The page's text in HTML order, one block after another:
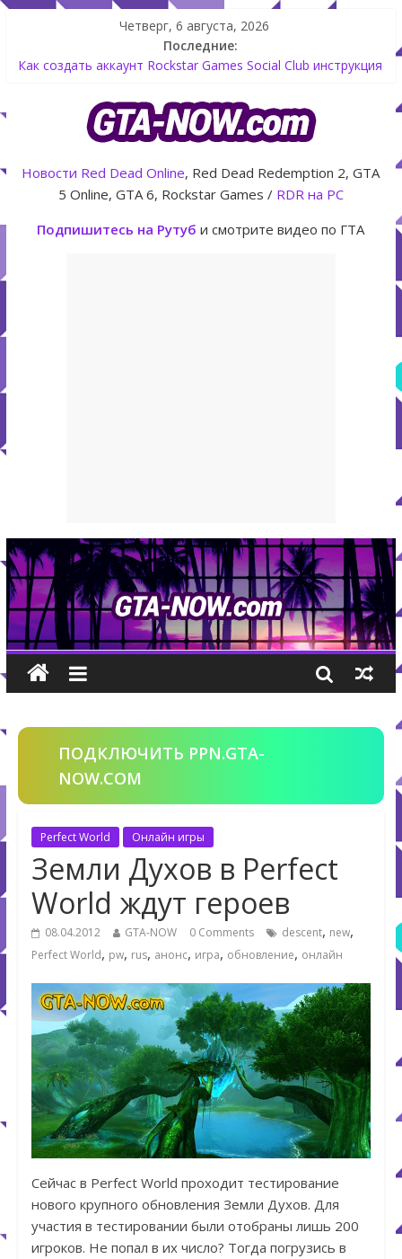
Четверг, 6 августа, 2026
Последние:
Как создать аккаунт Rockstar Games Social Club инструкция
The Kortz Center Heist — новое ограбление появится в
GTA Online уже 14 июля
GTA Online: Rockstar запускает программу Fine Art Collector
Летнее обновление для GTA 5 Online The Kortz Center Heist
Новости Red Dead Online, Red Dead Redemption 2, GTA
5 Online, GTA 6, Rockstar Games / RDR на PC
Подпишитесь на Рутуб и смотрите видео по ГТА
ПОДКЛЮЧИТЬ PPN.GTA-
NOW.COM
Perfect World Онлайн игры
Земли Духов в Perfect
World ждут героев
08.04.2012 GTA-NOW 0 Comments descent, new,
Perfect World, pw, rus, анонс, игра, обновление, онлайн
Сейчас в Perfect World проходит тестирование
нового крупного обновления Земли Духов. Для
участия в тестировании были отобраны лишь 200
игроков. Не попал в их число? Тогда погрузись в